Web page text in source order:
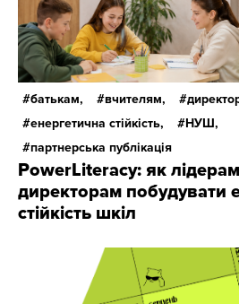
батькам, вчителям,
енергетична стійкість,
НУШ,
партнерська публікація
PowerLiteracy: як
директорам побудувати
стійкість шкіл